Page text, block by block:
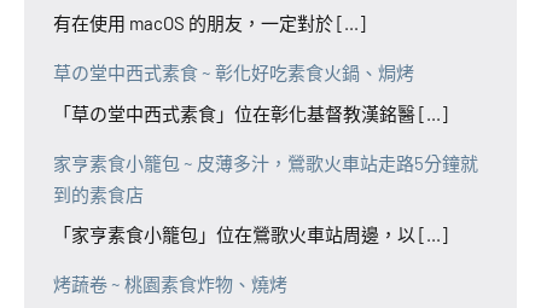
有在使用 macOS 的朋友，一定對於 [...]
草の堂中西式素食 ~ 彰化好吃素食火鍋、焗烤
「草の堂中西式素食」位在彰化基督教漢銘醫 [...]
家亨素食小籠包 ~ 皮薄多汁，鶯歌火車站走路5分鐘就
到的素食店
「家亨素食小籠包」位在鶯歌火車站周邊，以 [...]
烤蔬卷 ~ 桃園素食炸物、燒烤